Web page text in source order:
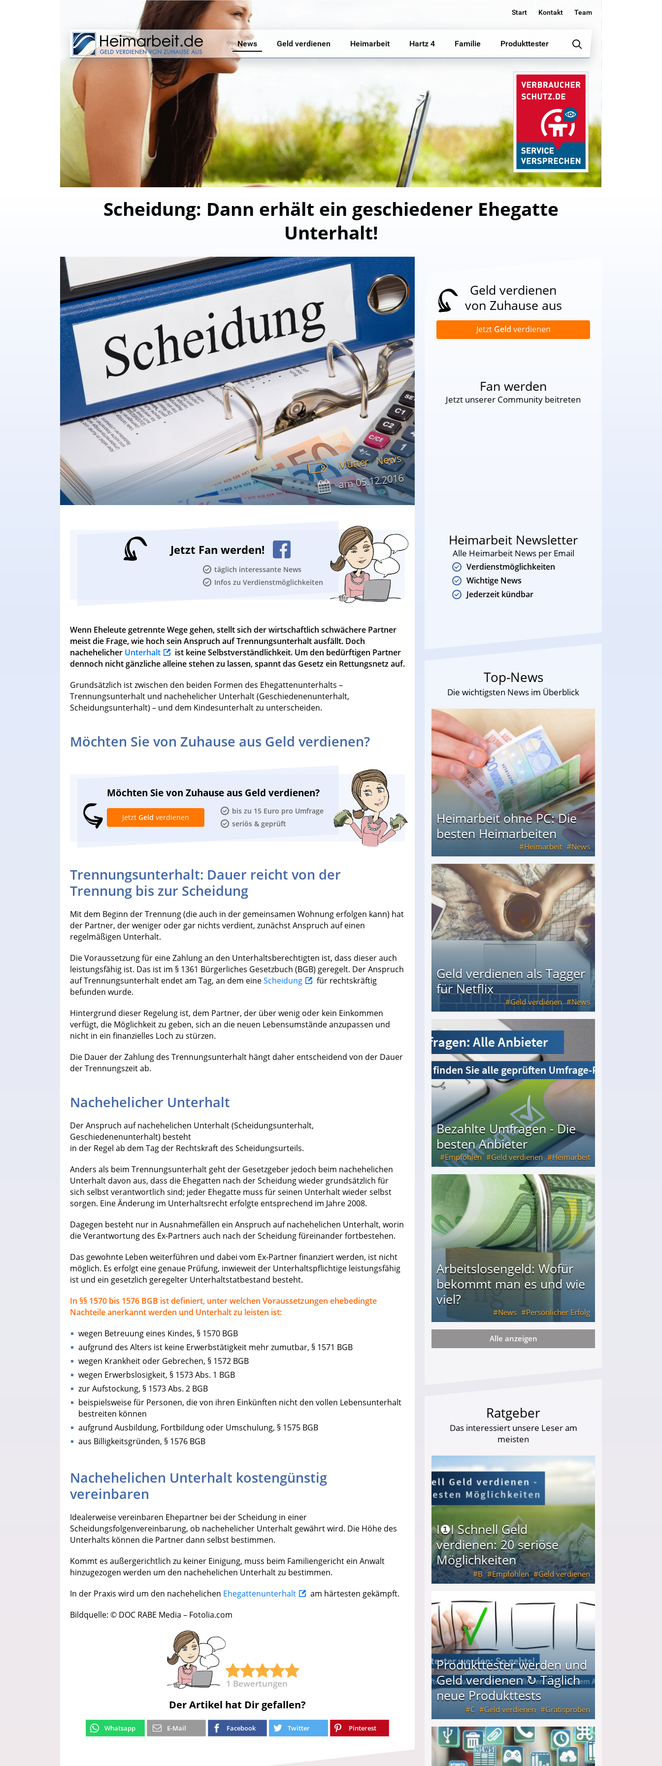
Start Kontakt Team
News Geld verdienen Heimarbeit Hartz 4 Familie Produkttester
Scheidung: Dann erhält ein geschiedener Ehegatte
Unterhalt!
Mütter News
am05.12.2016
Jetzt Fan werden!
täglich interessante News
Infos zu Verdienstmöglichkeiten
Wenn Eheleute getrennte Wege gehen, stellt sich der wirtschaftlich schwächere Partner
meist die Frage, wie hoch sein Anspruch auf Trennungsunterhalt ausfällt. Doch
nachehelicher Unterhalt
ist keine Selbstverständlichkeit. Um den bedürftigen Partner
dennoch nicht gänzliche alleine stehen zu lassen, spannt das Gesetz ein Rettungsnetz auf.
Grundsätzlich ist zwischen den beiden Formen des Ehegattenunterhalts –
Trennungsunterhalt und nachehelicher Unterhalt (Geschiedenenunterhalt,
Scheidungsunterhalt) – und dem Kindesunterhalt zu unterscheiden.
Möchten Sie von Zuhause aus Geld verdienen?
Möchten Sie von Zuhause aus Geld verdienen?
bis zu 15 Euro pro Umfrage
seriös & geprüft
Jetzt Geld verdienen
Trennungsunterhalt: Dauer reicht von der
Trennung bis zur Scheidung
Mit dem Beginn der Trennung (die auch in der gemeinsamen Wohnung erfolgen kann) hat
der Partner, der weniger oder gar nichts verdient, zunächst Anspruch auf einen
regelmäßigen Unterhalt.
Die Voraussetzung für eine Zahlung an den Unterhaltsberechtigten ist, dass dieser auch
leistungsfähig ist. Das ist im § 1361 Bürgerliches Gesetzbuch (BGB) geregelt. Der Anspruch
auf Trennungsunterhalt endet am Tag, an dem eineScheidung
für rechtskräftig
befunden wurde.
Hintergrund dieser Regelung ist, dem Partner, der über wenig oder kein Einkommen
verfügt, die Möglichkeit zu geben, sich an die neuen Lebensumstände anzupassen und
nicht in ein finanzielles Loch zu stürzen.
Die Dauer der Zahlung des Trennungsunterhalt hängt daher entscheidend von der Dauer
der Trennungszeit ab.
Nachehelicher Unterhalt
Der Anspruch auf nachehelichen Unterhalt (Scheidungsunterhalt,
Geschiedenenunterhalt) besteht
in der Regel ab dem Tag der Rechtskraft des Scheidungsurteils.
Anders als beim Trennungsunterhalt geht der Gesetzgeber jedoch beim nachehelichen
Unterhalt davon aus, dass die Ehegatten nach der Scheidung wieder grundsätzlich für
sich selbst verantwortlich sind; jeder Ehegatte muss für seinen Unterhalt wieder selbst
sorgen. Eine Änderung im Unterhaltsrecht erfolgte entsprechend im Jahre 2008.
Dagegen besteht nur in Ausnahmefällen ein Anspruch auf nachehelichen Unterhalt, worin
die Verantwortung des Ex-Partners auch nach der Scheidung füreinander fortbestehen.
Das gewohnte Leben weiterführen und dabei vom Ex-Partner finanziert werden, ist nicht
möglich. Es erfolgt eine genaue Prüfung, inwieweit der Unterhaltspflichtige leistungsfähig
ist und ein gesetzlich geregelter Unterhaltstatbestand besteht.
In §§ 1570 bis 1576 BGB ist definiert, unter welchen Voraussetzungen ehebedingte
Nachteile anerkannt werden und Unterhalt zu leisten ist:
wegen Betreuung eines Kindes, § 1570 BGB
aufgrund des Alters ist keine Erwerbstätigkeit mehr zumutbar, § 1571 BGB
wegen Krankheit oder Gebrechen, § 1572 BGB
wegen Erwerbslosigkeit, § 1573 Abs. 1 BGB
zur Aufstockung, § 1573 Abs. 2 BGB
beispielsweise für Personen, die von ihren Einkünften nicht den vollen Lebensunterhalt
bestreiten können
aufgrund Ausbildung, Fortbildung oder Umschulung, § 1575 BGB
aus Billigkeitsgründen, § 1576 BGB
Nachehelichen Unterhalt kostengünstig
vereinbaren
Idealerweise vereinbaren Ehepartner bei der Scheidung in einer
Scheidungsfolgenvereinbarung, ob nachehelicher Unterhalt gewährt wird. Die Höhe des
Unterhalts können die Partner dann selbst bestimmen.
Kommt es außergerichtlich zu keiner Einigung, muss beim Familiengericht ein Anwalt
hinzugezogen werden um den nachehelichen Unterhalt zu bestimmen.
In der Praxis wird um den nachehelichen Ehegattenunterhalt
am härtesten gekämpft.
Bildquelle: © DOC RABE Media – Fotolia.com
1 Bewertungen
Der Artikel hat Dir gefallen?
Whatsapp E-Mail Facebook Twitter Pinterest
Geld verdienen
von Zuhause aus
Jetzt Geld verdienen
Fan werden
Jetzt unserer Community beitreten
Heimarbeit Newsletter
Alle Heimarbeit News per Email
Verdienstmöglichkeiten
Wichtige News
Jederzeit kündbar
Top-News
Die wichtigsten News im Überblick
Heimarbeit ohne PC: Die
besten Heimarbeiten
Heimarbeit News
Heimarbeit ohne PC: Die besten Heimarbeiten
Geld verdienen als Tagger
für Netflix
Geld verdienen News
Bezahlte Umfragen - Die
besten Anbieter
Empfohlen Geld verdienen Heimarbeit
Bezahlte Umfragen - Die besten Anbieter
Arbeitslosengeld: Wofür
bekommt man es und wie
viel?
News Persönlicher Erfolg
Arbeitslosengeld: Wofür bekommt man es und wie viel?
Alle anzeigen
Ratgeber
Das interessiert unsere Leser am
meisten
I❶I Schnell Geld
verdienen: 20 seriöse
Möglichkeiten
B Empfohlen Geld verdienen
I❶I Schnell Geld verdienen: 20 seriöse Möglichkeiten
Produkttester werden und
Geld verdienen ↻ Täglich
neue Produkttests
C Geld verdienen Gratisproben
Produkttester werden und Geld verdienen ↻ Täglich neue Produkttests